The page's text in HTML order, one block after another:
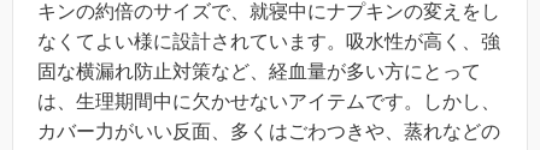
キンの約倍のサイズで、就寝中にナプキンの変えをし
なくてよい様に設計されています。吸水性が高く、強
固な横漏れ防止対策など、経血量が多い方にとって
は、生理期間中に欠かせないアイテムです。しかし、
カバー力がいい反面、多くはごわつきや、蒸れなどの